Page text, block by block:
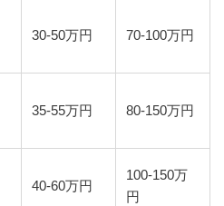
30-50万円 70-100万円
35-55万円 80-150万円
40-60万円
100-150万
円